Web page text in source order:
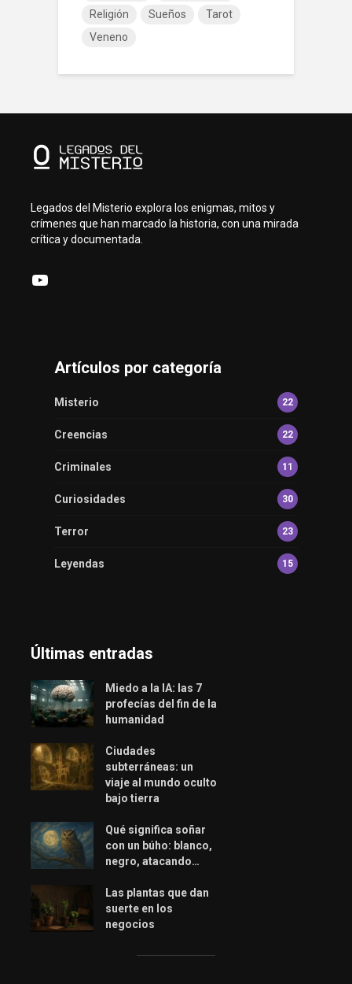
Religión
Sueños
Tarot
Veneno
Legados del Misterio explora los enigmas, mitos y
crímenes que han marcado la historia, con una mirada
crítica y documentada.
YouTube
Artículos por categoría
Misterio 22
Creencias 22
Criminales 11
Curiosidades 30
Terror 23
Leyendas 15
Últimas entradas
Miedo a la IA: las 7
profecías del fin de la
humanidad
Ciudades
subterráneas: un
viaje al mundo oculto
bajo tierra
Qué significa soñar
con un búho: blanco,
negro, atacando…
Las plantas que dan
suerte en los
negocios